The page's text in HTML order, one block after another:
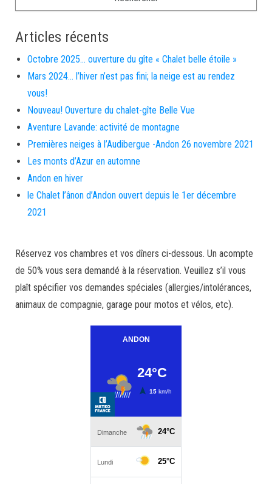
Articles récents
Octobre 2025… ouverture du gîte « Chalet belle étoile »
Mars 2024… l’hiver n’est pas fini; la neige est au rendez
vous!
Nouveau! Ouverture du chalet-gîte Belle Vue
Aventure Lavande: activité de montagne
Premières neiges à l’Audibergue -Andon 26 novembre 2021
Les monts d’Azur en automne
Andon en hiver
le Chalet l’ânon d’Andon ouvert depuis le 1er décembre
2021
Réservez vos chambres et vos dîners ci-dessous. Un acompte
de 50% vous sera demandé à la réservation. Veuillez s’il vous
plaît spécifier vos demandes spéciales (allergies/intolérances,
animaux de compagnie, garage pour motos et vélos, etc).